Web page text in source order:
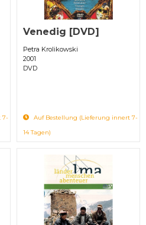
7-
Venedig [DVD]
Petra Krolikowski
2001
DVD
Auf Bestellung (Lieferung innert 7-
14 Tagen)